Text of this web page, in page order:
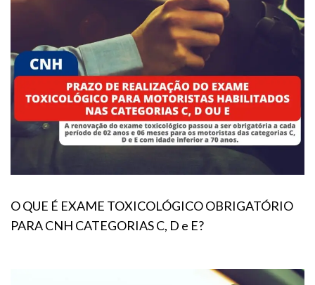
O QUE É EXAME TOXICOLÓGICO OBRIGATÓRIO
PARA CNH CATEGORIAS C, D e E?